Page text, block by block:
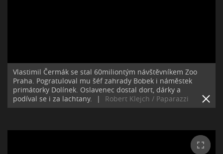
Vlastimil Čermák se stal 60miliontým návštěvníkem Zoo
Praha. Pogratuloval mu šéf zahrady Bobek i náměstek
primátorky Dolínek. Oslavenec dostal dort, dárky a
podíval se i za lachtany.
| Robert Klejch / Paparazzi